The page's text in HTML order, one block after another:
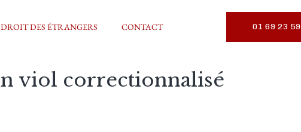
DROIT DES ÉTRANGERS CONTACT 01 69 23
viol correctionnalisé